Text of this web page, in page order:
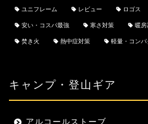
ユニフレーム レビュー ロゴス
安い・コスパ最強 寒さ対策 暖房
焚き火 熱中症対策 軽量・コンパ
キャンプ・登山ギア
アルコールストーブ